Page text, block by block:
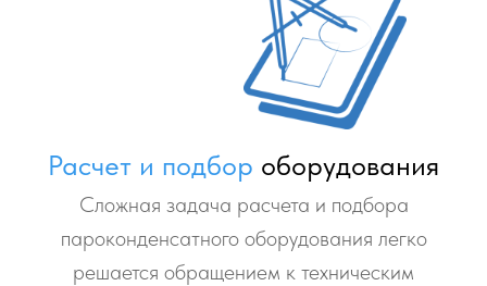
Расчет и подбор оборудования
Сложная задача расчета и подбора
пароконденсатного оборудования легко
решается обращением к техническим